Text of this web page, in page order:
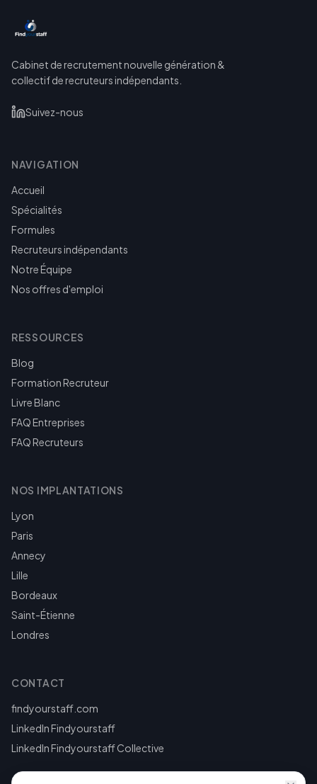
Cabinet de recrutement nouvelle génération &
collectif de recruteurs indépendants.
Suivez-nous
NAVIGATION
Accueil
Spécialités
Formules
Recruteurs indépendants
Notre Équipe
Nos offres d'emploi
RESSOURCES
Blog
Formation Recruteur
Livre Blanc
FAQ Entreprises
FAQ Recruteurs
NOS IMPLANTATIONS
Lyon
Paris
Annecy
Lille
Bordeaux
Saint-Étienne
Londres
CONTACT
findyourstaff.com
LinkedIn Findyourstaff
LinkedIn Findyourstaff Collective